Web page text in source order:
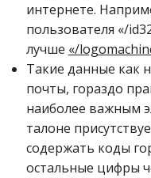
интернете.
пользователя «/
лучше «/
Такие данные как
почты, гораздо
наиболее важным
талоне
содержать коды
остальные цифры